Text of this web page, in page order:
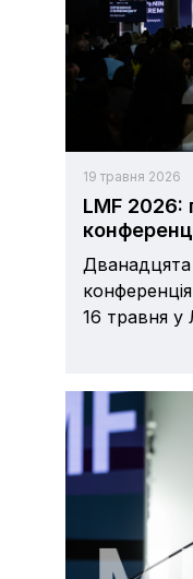
19 травня 2026
LMF 2026:
16 травня у